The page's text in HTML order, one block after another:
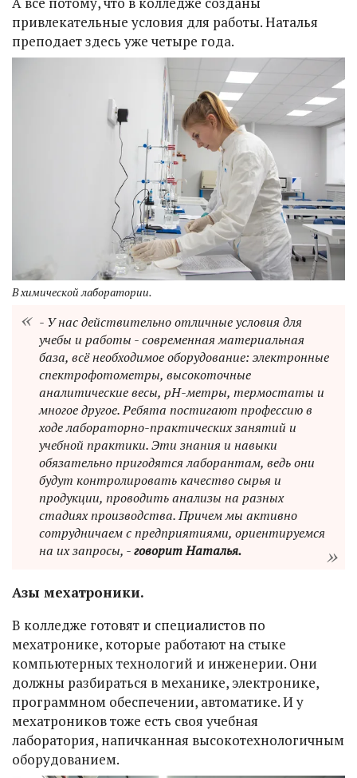
привлекательные условия для работы. Наталья
преподает здесь уже четыре года.
В химической лаборатории.
- У нас действительно отличные условия для
учебы и работы - современная материальная
база, всё необходимое оборудование: электронные
спектрофотометры, высокоточные
аналитические весы, pH-метры, термостаты и
многое другое. Ребята постигают профессию в
ходе лабораторно-практических занятий и
учебной практики. Эти знания и навыки
обязательно пригодятся лаборантам, ведь они
будут контролировать качество сырья и
продукции, проводить анализы на разных
стадиях производства. Причем мы активно
сотрудничаем с предприятиями, ориентируемся
на их запросы, -говорит Наталья.
Азы мехатроники.
В колледже готовят и специалистов по
мехатронике, которые работают на стыке
компьютерных технологий и инженерии. Они
должны разбираться в механике, электронике,
программном обеспечении, автоматике. И у
мехатроников тоже есть своя учебная
лаборатория, напичканная высокотехнологичным
оборудованием.